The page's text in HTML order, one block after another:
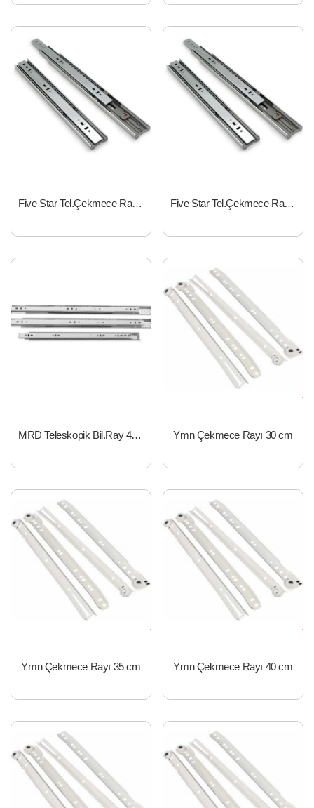
Five Star Tel.Çekmece Rayı 35x40 cm FBRG350400 Five Star Tel.Çekmece Rayı 35x50 cm FBRG350500
MRD Teleskopik Bil.Ray 45x300mm FBRE450300 Ymn Çekmece Rayı 30 cm
Ymn Çekmece Rayı 35 cm Ymn Çekmece Rayı 40 cm